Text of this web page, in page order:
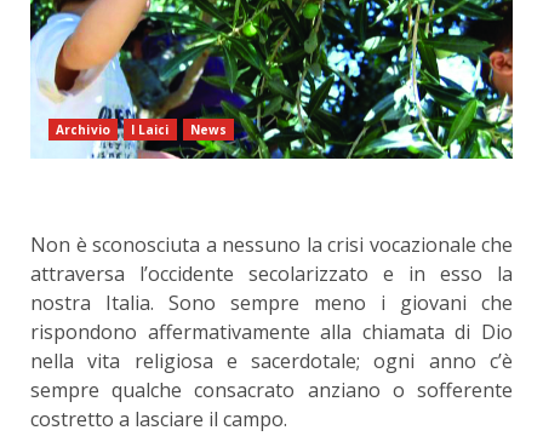
Archivio I Laici News
Non è sconosciuta a nessuno la crisi vocazionale che
attraversa l’occidente secolarizzato e in esso la
nostra Italia. Sono sempre meno i giovani che
rispondono affermativamente alla chiamata di Dio
nella vita religiosa e sacerdotale; ogni anno c’è
sempre qualche consacrato anziano o sofferente
costretto a lasciare il campo.